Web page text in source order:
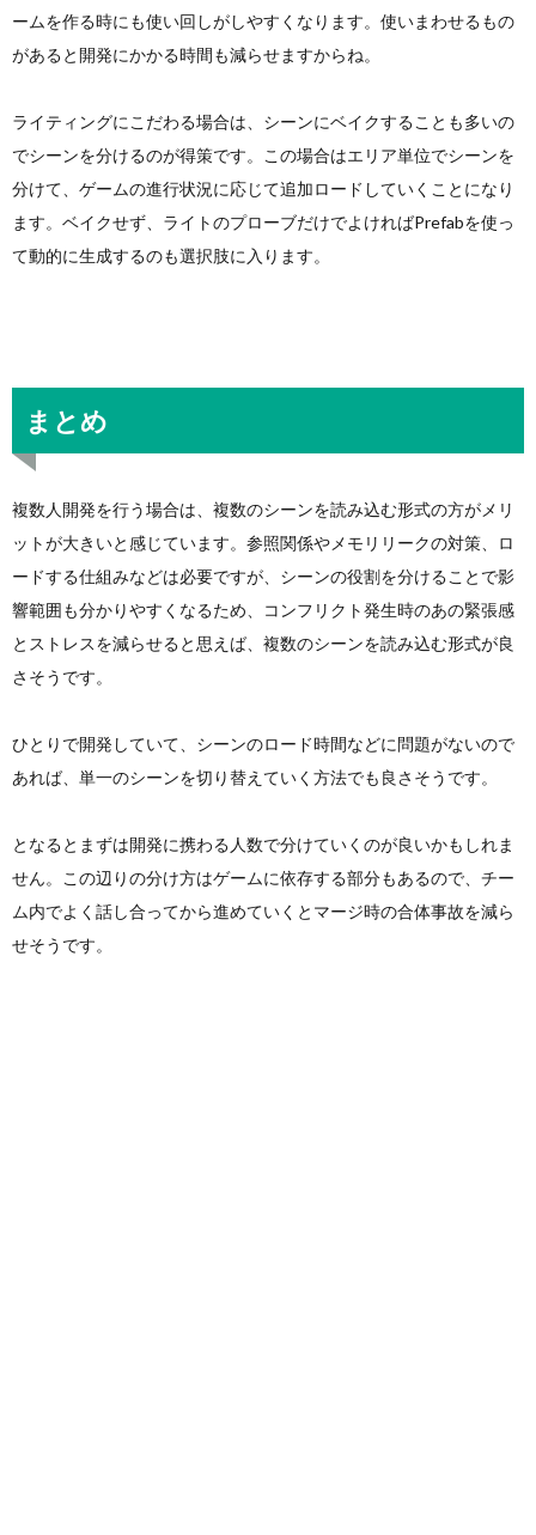
ームを作る時にも使い回しがしやすくなります。使いまわせるもの
があると開発にかかる時間も減らせますからね。
ライティングにこだわる場合は、シーンにベイクすることも多いの
でシーンを分けるのが得策です。この場合はエリア単位でシーンを
分けて、ゲームの進行状況に応じて追加ロードしていくことになり
ます。ベイクせず、ライトのプローブだけでよければPrefabを使っ
て動的に生成するのも選択肢に入ります。
まとめ
複数人開発を行う場合は、複数のシーンを読み込む形式の方がメリ
ットが大きいと感じています。参照関係やメモリリークの対策、ロ
ードする仕組みなどは必要ですが、シーンの役割を分けることで影
響範囲も分かりやすくなるため、コンフリクト発生時のあの緊張感
とストレスを減らせると思えば、複数のシーンを読み込む形式が良
さそうです。
ひとりで開発していて、シーンのロード時間などに問題がないので
あれば、単一のシーンを切り替えていく方法でも良さそうです。
となるとまずは開発に携わる人数で分けていくのが良いかもしれま
せん。この辺りの分け方はゲームに依存する部分もあるので、チー
ム内でよく話し合ってから進めていくとマージ時の合体事故を減ら
せそうです。